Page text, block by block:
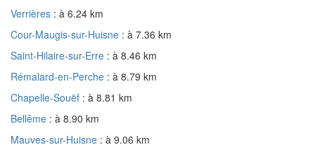
Verrières : à 6.24 km
Cour-Maugis-sur-Huisne : à 7.36 km
Saint-Hilaire-sur-Erre : à 8.46 km
Rémalard-en-Perche : à 8.79 km
Chapelle-Souëf : à 8.81 km
Bellême : à 8.90 km
Mauves-sur-Huisne : à 9.06 km